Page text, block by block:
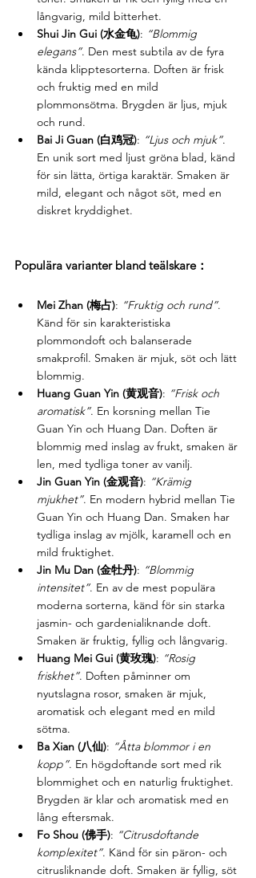
långvarig, mild bitterhet.
Shui Jin Gui (水金龟): “Blommig
elegans”. Den mest subtila av de fyra
kända klipptesorterna. Doften är frisk
och fruktig med en mild
plommonsötma. Brygden är ljus, mjuk
och rund.
Bai Ji Guan (白鸡冠): “Ljus och mjuk”.
En unik sort med ljust gröna blad, känd
för sin lätta, örtiga karaktär. Smaken är
mild, elegant och något söt, med en
diskret kryddighet.
Populära varianter bland teälskare：
Mei Zhan (梅占): “Fruktig och rund”.
Känd för sin karakteristiska
plommondoft och balanserade
smakprofil. Smaken är mjuk, söt och lätt
blommig.
Huang Guan Yin (黄观音): “Frisk och
aromatisk”. En korsning mellan Tie
Guan Yin och Huang Dan. Doften är
blommig med inslag av frukt, smaken är
len, med tydliga toner av vanilj.
Jin Guan Yin (金观音): “Krämig
mjukhet”. En modern hybrid mellan Tie
Guan Yin och Huang Dan. Smaken har
tydliga inslag av mjölk, karamell och en
mild fruktighet.
Jin Mu Dan (金牡丹): “Blommig
intensitet”. En av de mest populära
moderna sorterna, känd för sin starka
jasmin- och gardenialiknande doft.
Smaken är fruktig, fyllig och långvarig.
Huang Mei Gui (黄玫瑰): “Rosig
friskhet”. Doften påminner om
nyutslagna rosor, smaken är mjuk,
aromatisk och elegant med en mild
sötma.
Ba Xian (八仙): “Åtta blommor i en
kopp”. En högdoftande sort med rik
blommighet och en naturlig fruktighet.
Brygden är klar och aromatisk med en
lång eftersmak.
Fo Shou (佛手): “Citrusdoftande
komplexitet”. Känd för sin päron- och
citrusliknande doft. Smaken är fyllig, söt